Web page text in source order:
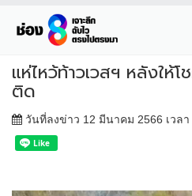
แห่ไหว้ท้าวเวสฯ หลังให้
ติด
วันที่ลงข่าว 12 มีนาคม 2566 เวล